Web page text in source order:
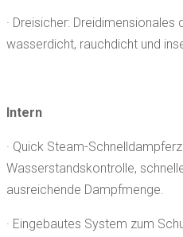
· Dreisicher: Dreidimensionales
wasserdicht, rauchdicht und
Intern
· Quick Steam-
Wasserstandskontrolle,
ausreichende Dampfmenge.
· Eingebautes System zum